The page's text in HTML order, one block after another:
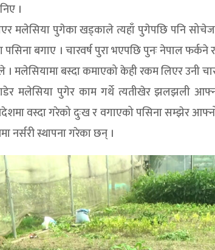
।
मलेसिया पुगेका खड्काले त्यहाँ पुगेपछि पनि
बगाए । चारवर्ष पुरा भएपछि पुनः नेपाल
मलेसियामा बस्दा कमाएको केही रकम लिएर उनी
मलेसिया पुगेर काम गर्थे त्यतीखेर झलझली
वस्दा गरेको दुःख र वगाएको पसिना सम्झेर
स्थापना गरेका छन् ।